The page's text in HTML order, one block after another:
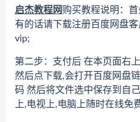
启杰教程网购买教程说明：
有的话请下载注册百度网盘
vip;
第二步：支付后 在本页面右
然后点下载,会打开百度网盘
码 然后将文件选中保存到自
上,电视上,电脑上随时在线免